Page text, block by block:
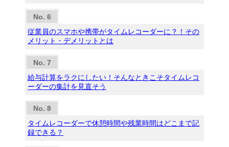
従業員のスマホや携帯がタイムレコーダーに？！その
メリット・デメリットとは
給与計算をラクにしたい！そんなときこそタイムレコ
ーダーの集計を見直そう
タイムレコーダーで休憩時間や残業時間はどこまで記
録できる？